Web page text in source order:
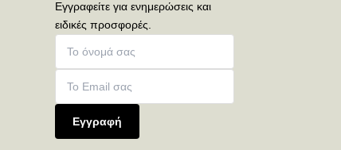
Εγγραφείτε για ενημερώσεις και
ειδικές προσφορές.
Εγγραφή